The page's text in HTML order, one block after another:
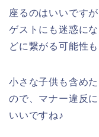
座るのはいいです
ゲストにも迷惑に
どに繋がる可能性も
小さな子供も含め
ので、マナー違反
いいですね♪